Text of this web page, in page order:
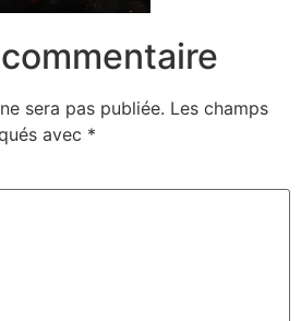
sera pas publiée. Les champs
avec *